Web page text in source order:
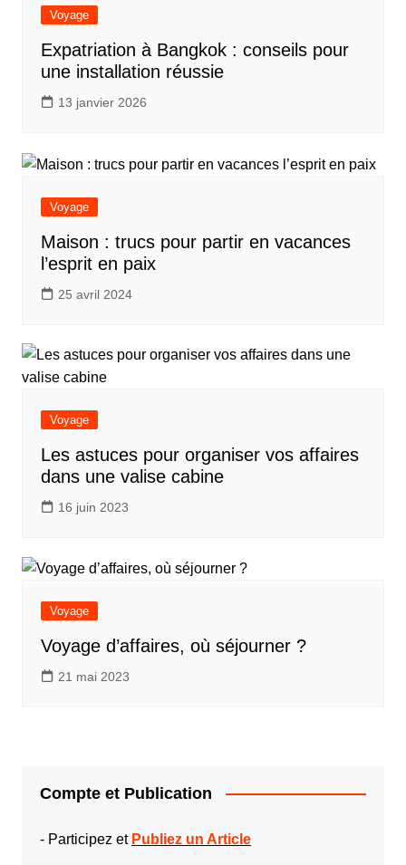
Voyage
Expatriation à Bangkok : conseils pour
une installation réussie
13 janvier 2026
Voyage
Maison : trucs pour partir en vacances
l’esprit en paix
25 avril 2024
Voyage
Les astuces pour organiser vos affaires
dans une valise cabine
16 juin 2023
Voyage
Voyage d’affaires, où séjourner ?
21 mai 2023
Compte et Publication
- Participez et Publiez un Article